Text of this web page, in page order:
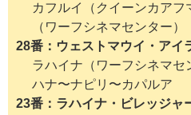
カフルイ（クイーンカア
（ワーフシネマセンター）
28番：ウェストマウイ・アイ
ラハイナ（ワーフシネマセ
ハナ〜ナピリ〜カパルア
23番：ラハイナ・ビレッジャ